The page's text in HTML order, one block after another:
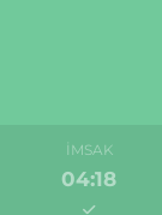
İMSAK
04:18